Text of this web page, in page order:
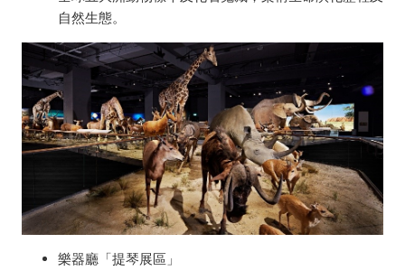
自然生態。
樂器廳「提琴展區」